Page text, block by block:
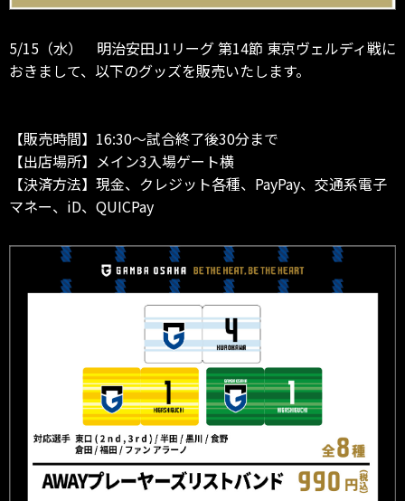
5/15（水） 明治安田J1リーグ 第14節 東京ヴェルディ戦に
おきまして、以下のグッズを販売いたします。
【販売時間】16:30～試合終了後30分まで
【出店場所】メイン3入場ゲート横
【決済方法】現金、クレジット各種、PayPay、交通系電子
マネー、iD、QUICPay